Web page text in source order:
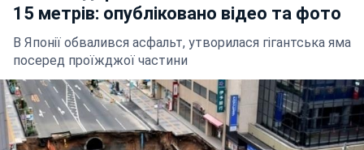
15 метрів: опубліковано відео та фото
В Японії обвалився асфальт, утворилася гігантська яма
посеред проїжджої частини